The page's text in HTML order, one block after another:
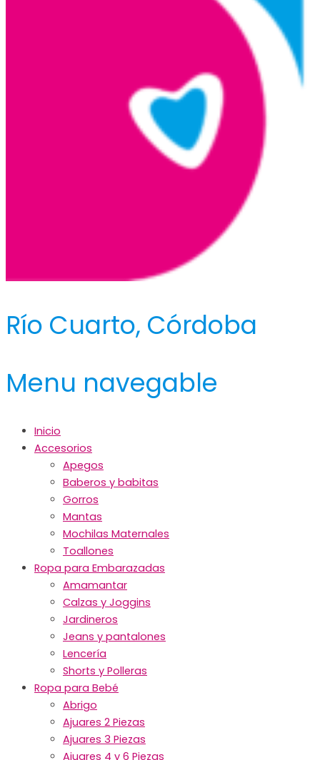
Río Cuarto, Córdoba
Menu navegable
Inicio
Accesorios
Apegos
Baberos y babitas
Gorros
Mantas
Mochilas Maternales
Toallones
Ropa para Embarazadas
Amamantar
Calzas y Joggins
Jardineros
Jeans y pantalones
Lencería
Shorts y Polleras
Ropa para Bebé
Abrigo
Ajuares 2 Piezas
Ajuares 3 Piezas
Ajuares 4 y 6 Piezas